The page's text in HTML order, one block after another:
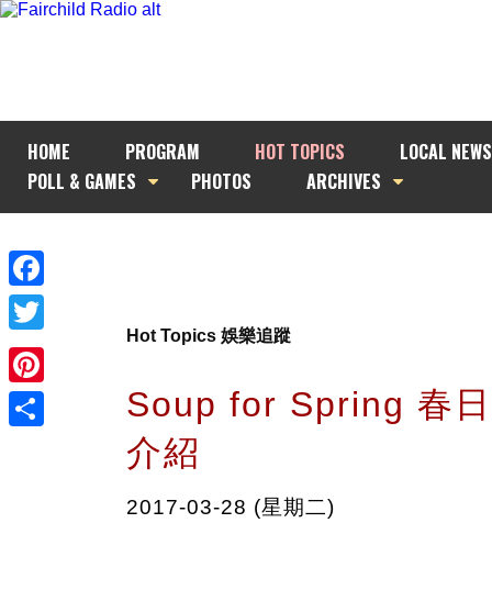
HOME PROGRAM HOT TOPICS
LOCAL NEWS
POLL & GAMES
PHOTOS ARCHIVES
Facebook
Twitter
Pinterest
Hot Topics 娛樂追蹤
Soup for Spring 春
介紹
2017-03-28 (星期二)